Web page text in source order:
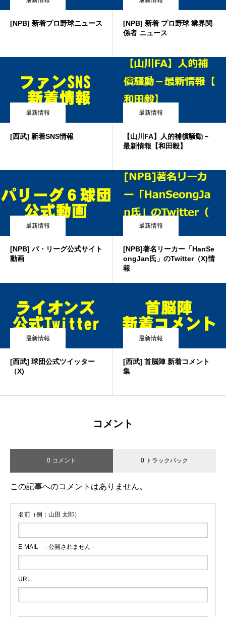
[NPB] 新着プロ野球ニュース
[NPB] 新着 プロ野球 業界関
係者 ニュース
最新情報
[西武] 新着SNS情報
最新情報
【山川FA】人的補償騒動－
最新情報【和田毅】
最新情報
[NPB] パ・リーグ公式サイト
動画
最新情報
[NPB]著名リーカー「HanSe
ongJan氏」のTwitter（X)情
報
最新情報
[西武] 球団公式ツイッター
（X)
最新情報
[西武] 首脳陣 新着コメント
集
コメント
0 コメント 0 トラックバック
この記事へのコメントはありません。
名前（例：山田 太郎）
E-MAIL - 公開されません -
URL